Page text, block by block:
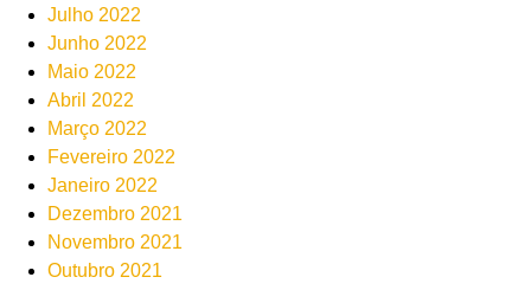
Julho 2022
Junho 2022
Maio 2022
Abril 2022
Março 2022
Fevereiro 2022
Janeiro 2022
Dezembro 2021
Novembro 2021
Outubro 2021